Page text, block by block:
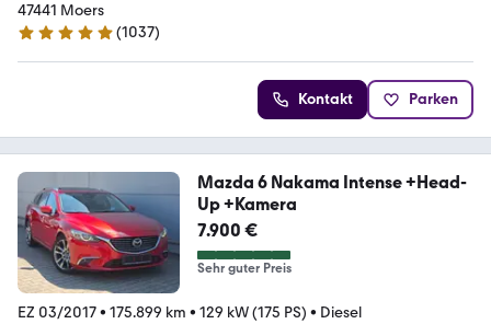
47441 Moers
4.8 Sterne
(1037)
Kontakt Parken
Mazda 6 Nakama Intense +Head-
Up +Kamera
7.900 €
Sehr guter Preis
EZ 03/2017• 175.899 km • 129 kW (175 PS) • Diesel